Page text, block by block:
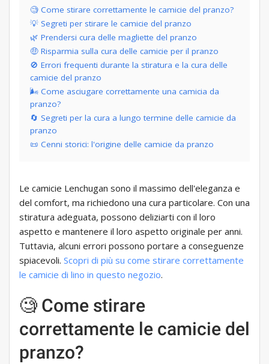
🧐 Come stirare correttamente le camicie del pranzo?
💡 Segreti per stirare le camicie del pranzo
🌿 Prendersi cura delle magliette del pranzo
🤑 Risparmia sulla cura delle camicie per il pranzo
🚫 Errori frequenti durante la stiratura e la cura delle
camicie del pranzo
🌬 Come asciugare correttamente una camicia da
pranzo?
🔄 Segreti per la cura a lungo termine delle camicie da
pranzo
📜 Cenni storici: l'origine delle camicie da pranzo
Le camicie Lenchugan sono il massimo dell'eleganza e
del comfort, ma richiedono una cura particolare. Con una
stiratura adeguata, possono deliziarti con il loro
aspetto e mantenere il loro aspetto originale per anni.
Tuttavia, alcuni errori possono portare a conseguenze
spiacevoli. Scopri di più su come stirare correttamente
le camicie di lino in questo negozio.
🧐 Come stirare
correttamente le camicie del
pranzo?